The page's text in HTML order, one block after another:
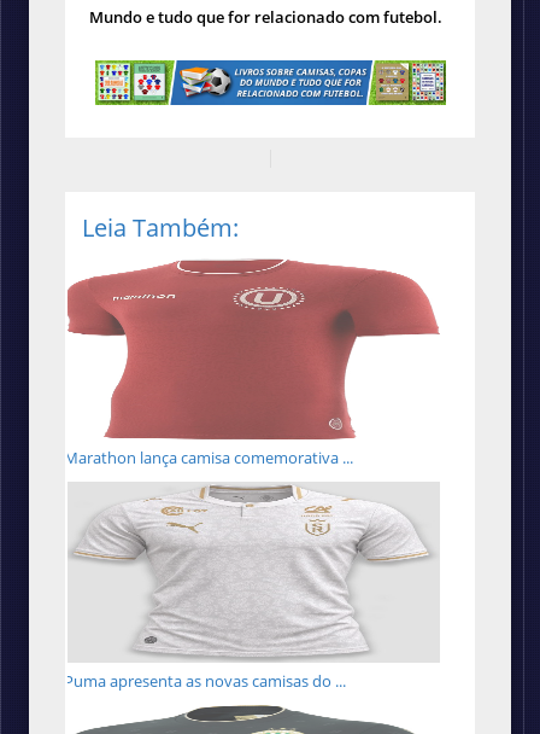
Mundo e tudo que for relacionado com futebol.
Leia Também:
Marathon lança camisa comemorativa ...
Puma apresenta as novas camisas do ...